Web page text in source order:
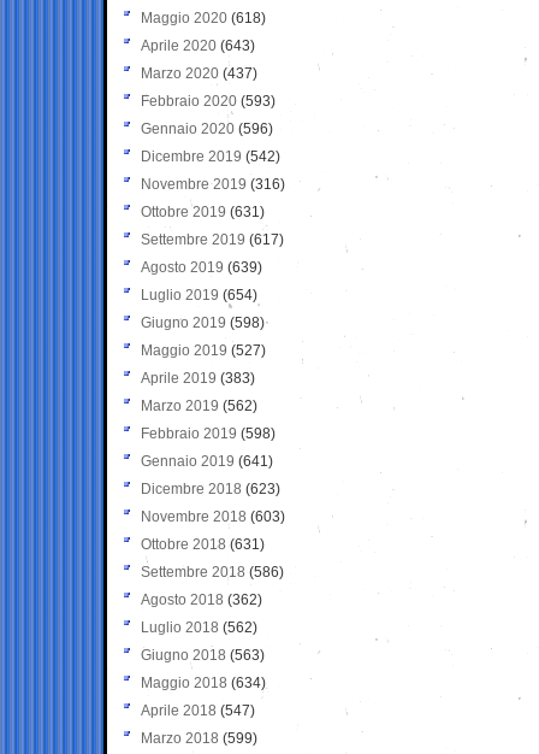
Maggio 2020 (618)
Aprile 2020 (643)
Marzo 2020 (437)
Febbraio 2020 (593)
Gennaio 2020 (596)
Dicembre 2019 (542)
Novembre 2019 (316)
Ottobre 2019 (631)
Settembre 2019 (617)
Agosto 2019 (639)
Luglio 2019 (654)
Giugno 2019 (598)
Maggio 2019 (527)
Aprile 2019 (383)
Marzo 2019 (562)
Febbraio 2019 (598)
Gennaio 2019 (641)
Dicembre 2018 (623)
Novembre 2018 (603)
Ottobre 2018 (631)
Settembre 2018 (586)
Agosto 2018 (362)
Luglio 2018 (562)
Giugno 2018 (563)
Maggio 2018 (634)
Aprile 2018 (547)
Marzo 2018 (599)